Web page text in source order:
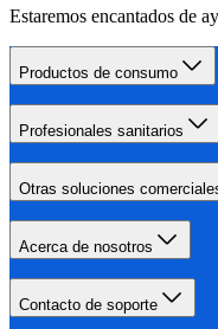
Estaremos encantados de
Productos de consumo
Profesionales sanitarios
Otras soluciones
Acerca de nosotros
Contacto de soporte